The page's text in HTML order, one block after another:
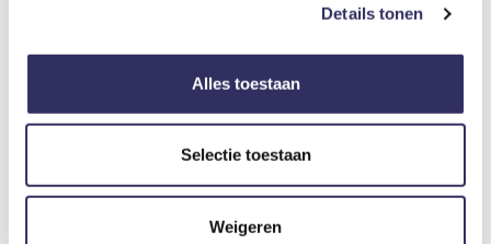
Details tonen
Alles toestaan
Selectie toestaan
Weigeren
Per persoon per nacht
Per verblijf